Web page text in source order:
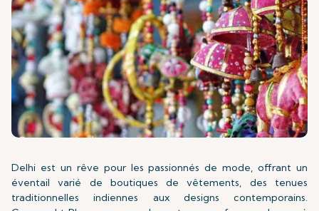
Delhi est un rêve pour les passionnés de mode, offrant un
éventail varié de boutiques de vêtements, des tenues
traditionnelles indiennes aux designs contemporains.